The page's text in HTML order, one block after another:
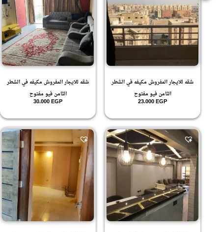
165.3
.4
.5
.6
.7
10
11
16
17
18
19
20
21
22
23
24
25
3 ادوار متكرر
3+رووف
شقه للايجار المفروش مكيفه في الشطر
الثامن فيو مفتوح
23.000EGP
شقه للايجار المفروش مكيفه في الشطر
الثامن فيو مفتوح
30.000EGP